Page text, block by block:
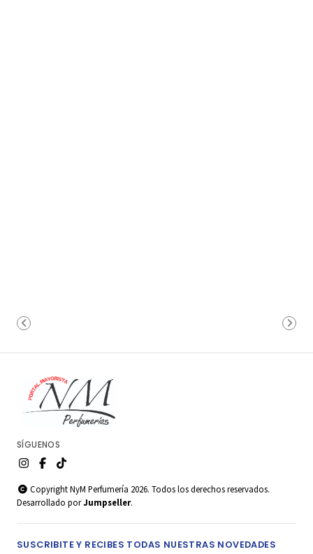
SÍGUENOS
Copyright NyM Perfumería 2026. Todos los derechos reservados.
Desarrollado porJumpseller.
SUSCRIBITE Y RECIBES TODAS NUESTRAS NOVEDADES